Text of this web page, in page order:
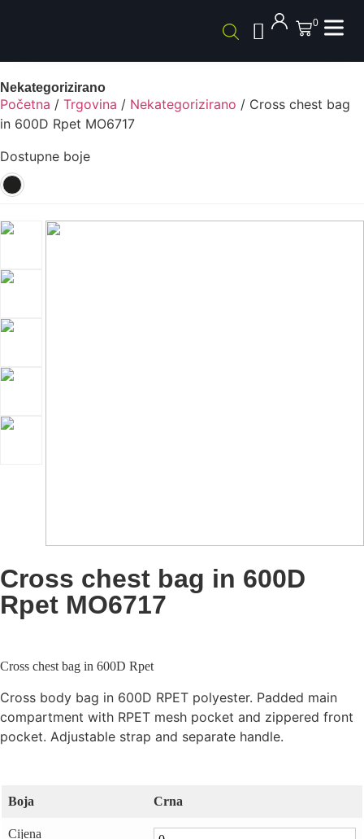
0
Nekategorizirano
Početna / Trgovina / Nekategorizirano / Cross chest bag
in 600D Rpet MO6717
Dostupne boje
Cross chest bag in 600D
Rpet MO6717
Cross chest bag in 600D Rpet
Cross body bag in 600D RPET polyester. Padded main
compartment with RPET mesh pocket and zippered front
pocket. Adjustable strap and separate handle.
Boja Crna
Cijena